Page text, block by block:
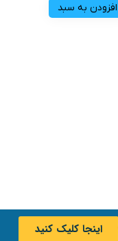
افزودن به سبد
اینجا کلیک کنید